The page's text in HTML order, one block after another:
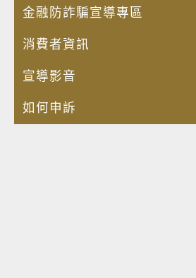
金融防詐騙宣導專區
消費者資訊
宣導影音
如何申訴